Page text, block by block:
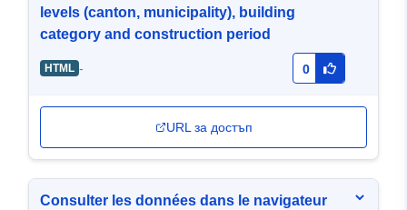
levels (canton, municipality), building
category and construction period
HTML - 0
URL за достъп
Consulter les données dans le navigateur